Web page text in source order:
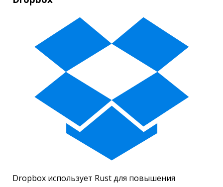
Dropbox использует Rust для повышения